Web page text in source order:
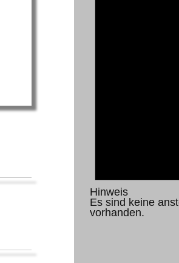
Hinweis
Es sind keine
vorhanden.